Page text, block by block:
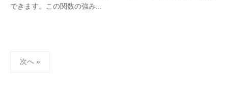
C
できます。この関数の強み...
次へ »